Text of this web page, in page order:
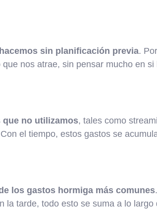
sin planificación previa.
nos atrae, sin pensar mucho en si
no utilizamos, tales como
el tiempo, estos gastos se
los gastos hormiga más comunes
la tarde, todo esto se suma a lo largo